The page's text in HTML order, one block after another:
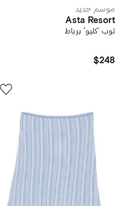
موسم جديد
Asta Resort
توب 'كليو' برباط
$248